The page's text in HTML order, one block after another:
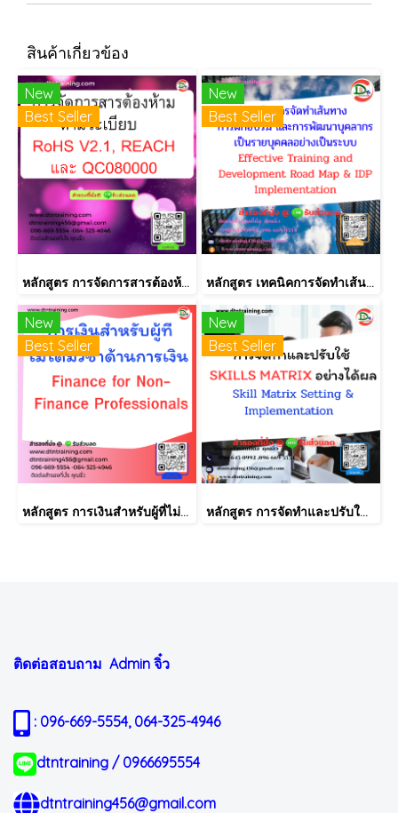
สินค้าเกี่ยวข้อง
New
Best Seller
หลักสูตร การจัดการสารต้องห้ามตามระเบียบ RoHS V2.1, REACH และ QC080000
New
Best Seller
หลักสูตร เทคนิคการจัดทำเส้นทางการฝึกอบรม และการพัฒนาบุคลากร เป็นรายบุคคลอย่างเป็นระบบ Effective Training and Development Road Map & IDP Implementation
New
Best Seller
หลักสูตร การเงินสำหรับผู้ที่ไม่ได้มีวิชาชีพด้านการเงิน (Finance for Non-Finance Professionals)
New
Best Seller
หลักสูตร การจัดทำและปรับใช้ SKILLS MATRIX อย่างได้ผล Skill Matrix Setting & Implementation
ติดต่อสอบถาม Admin จิ๋ว
: 096-669-5554, 064-325-4946
dtntraining / 0966695554
dtntraining456@gmail.com